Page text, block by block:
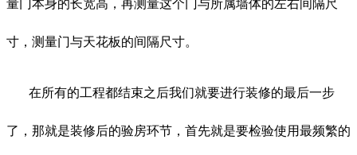
量门本身的长宽高，再测量这个门与所属墙体的左右间隔尺
寸，测量门与天花板的间隔尺寸。
在所有的工程都结束之后我们就要进行装修的最后一步
了，那就是装修后的验房环节，首先就是要检验使用最频繁的